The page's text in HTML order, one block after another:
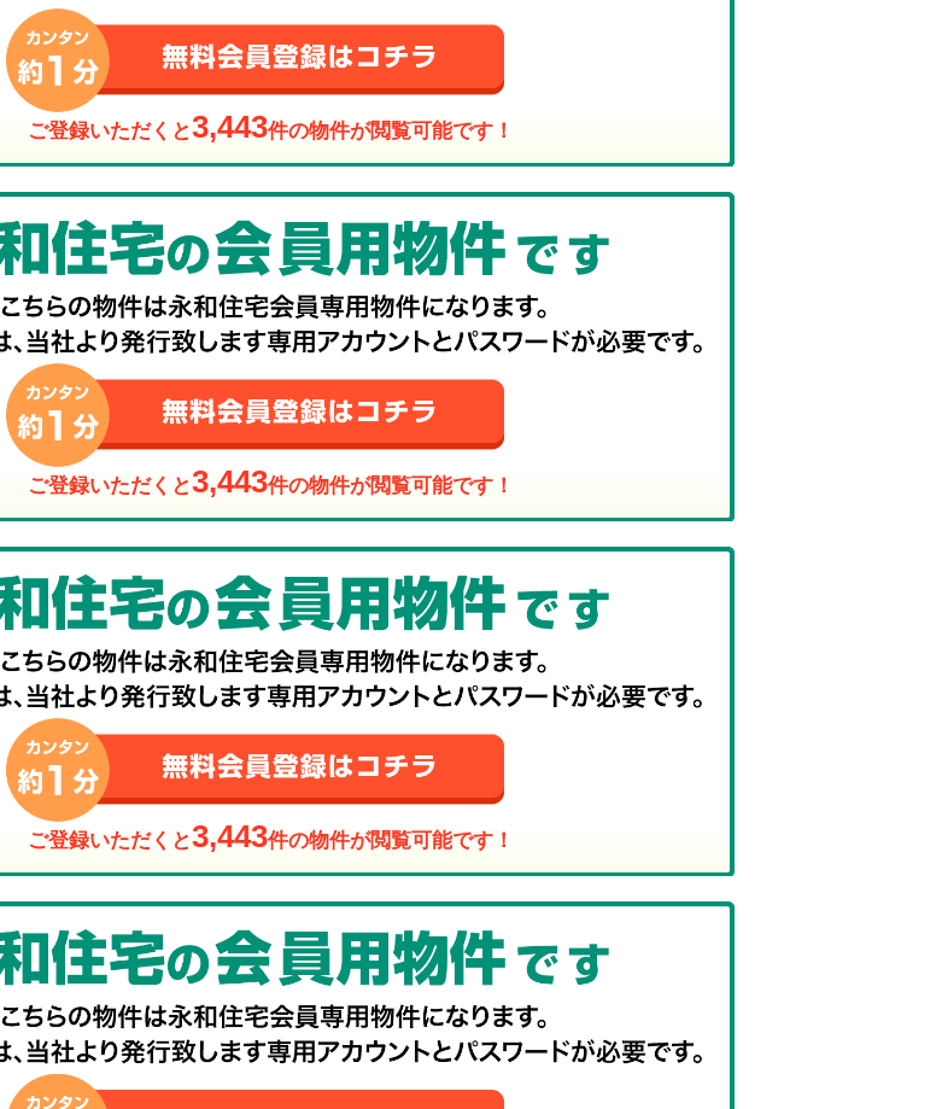
ご登録いただくと3,443件の物件が閲覧可能です！
ご登録いただくと3,443件の物件が閲覧可能です！
ご登録いただくと3,443件の物件が閲覧可能です！